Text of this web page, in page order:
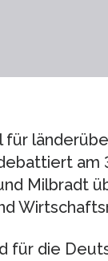
für
am
Milbradt
für die